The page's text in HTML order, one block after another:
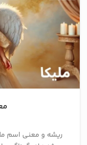
ریشه و معنی اسم